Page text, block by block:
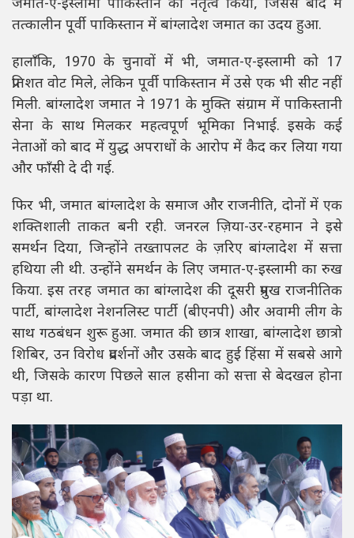
जमात-ए-इस्लामी पाकिस्तान का नेतृत्व किया, जिससे बाद में
तत्कालीन पूर्वी पाकिस्तान में बांग्लादेश जमात का उदय हुआ.
हालाँकि, 1970 के चुनावों में भी, जमात-ए-इस्लामी को 17
प्रतिशत वोट मिले, लेकिन पूर्वी पाकिस्तान में उसे एक भी सीट नहीं
मिली. बांग्लादेश जमात ने 1971 के मुक्ति संग्राम में पाकिस्तानी
सेना के साथ मिलकर महत्वपूर्ण भूमिका निभाई. इसके कई
नेताओं को बाद में युद्ध अपराधों के आरोप में कैद कर लिया गया
और फाँसी दे दी गई.
फिर भी, जमात बांग्लादेश के समाज और राजनीति, दोनों में एक
शक्तिशाली ताकत बनी रही. जनरल ज़िया-उर-रहमान ने इसे
समर्थन दिया, जिन्होंने तख्तापलट के ज़रिए बांग्लादेश में सत्ता
हथिया ली थी. उन्होंने समर्थन के लिए जमात-ए-इस्लामी का रुख
किया. इस तरह जमात का बांग्लादेश की दूसरी प्रमुख राजनीतिक
पार्टी, बांग्लादेश नेशनलिस्ट पार्टी (बीएनपी) और अवामी लीग के
साथ गठबंधन शुरू हुआ. जमात की छात्र शाखा, बांग्लादेश छात्रो
शिबिर, उन विरोध प्रदर्शनों और उसके बाद हुई हिंसा में सबसे आगे
थी, जिसके कारण पिछले साल हसीना को सत्ता से बेदखल होना
पड़ा था.